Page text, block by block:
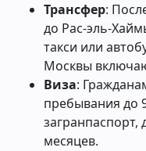
Трансфер:
до Рас-эль-
такси или
Москвы
Виза:
пребывания до
месяцев.